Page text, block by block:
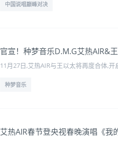
中国说唱巅峰对决
官宣！种梦音乐D.M.G艾热AIR&
11月27日,艾热AIR与王以太将再度合体,
种梦音乐
艾热AIR春节登央视春晚演唱《我